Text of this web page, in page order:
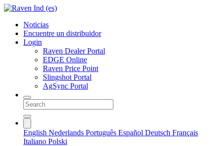
Noticias
Encuentre un distribuidor
Login
Raven Dealer Portal
EDGE Online
Raven Price Point
Slingshot Portal
AgSync Portal
English Nederlands Português Español Deutsch Français
Italiano Polski